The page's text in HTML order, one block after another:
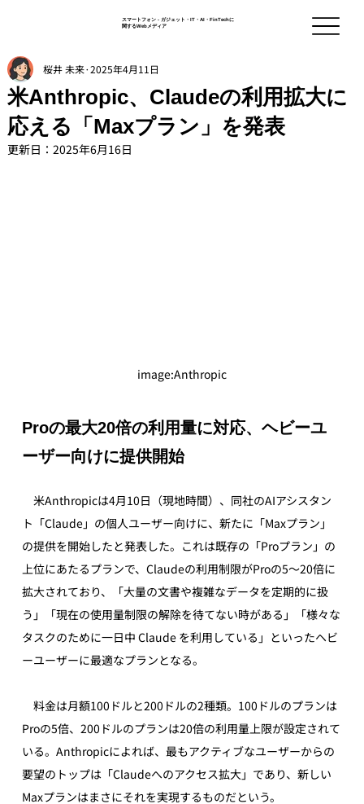
スマートフォン - ガジェット・IT・AI・FinTechに
関するWebメディア
米Anthropic、Claudeの利用拡大に
応える「Maxプラン」を発表
桜井 未来 2025年4月11日
更新日： 2025年6月16日
image:Anthropic
Proの最大20倍の利用量に対応、ヘビーユ
ーザー向けに提供開始
米Anthropicは4月10日（現地時間）、同社のAIアシスタン
ト「Claude」の個人ユーザー向けに、新たに「Maxプラン」
の提供を開始したと発表した。これは既存の「Proプラン」の
上位にあたるプランで、Claudeの利用制限がProの5～20倍に
拡大されており、「大量の文書や複雑なデータを定期的に扱
う」「現在の使用量制限の解除を待てない時がある」「様々な
タスクのために一日中 Claude を利用している」といったヘビ
ーユーザーに最適なプランとなる。
料金は月額100ドルと200ドルの2種類。100ドルのプランは
Proの5倍、200ドルのプランは20倍の利用量上限が設定されて
いる。Anthropicによれば、最もアクティブなユーザーからの
要望のトップは「Claudeへのアクセス拡大」であり、新しい
Maxプランはまさにそれを実現するものだという。